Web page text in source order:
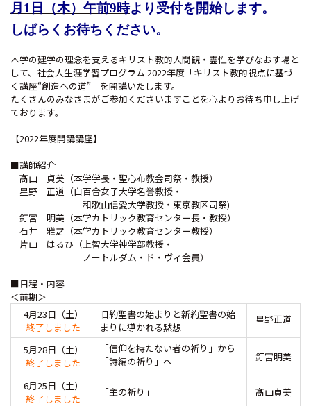
月1日（木）午前9時より受付を開始します。
しばらくお待ちください。
本学の建学の理念を支えるキリスト教的人間観・霊性を学びなおす場と
して、社会人生涯学習プログラム 2022年度「キリスト教的視点に基づ
く講座“創造への道”」を開講いたします。
たくさんのみなさまがご参加くださいますことを心よりお待ち申し上げ
ております。
【2022年度開講講座】
■講師紹介
髙山 貞美（本学学長・聖心布教会司祭・教授）
星野 正道（白百合女子大学名誉教授・
和歌山信愛大学教授・東京教区司祭)
釘宮 明美（本学カトリック教育センター長・教授）
石井 雅之（本学カトリック教育センター教授）
片山 はるひ（上智大学神学部教授・
ノートルダム・ド・ヴィ会員）
■日程・内容
＜前期＞
4月23日（土）
終了しました
旧約聖書の始まりと新約聖書の始
まりに導かれる黙想
星野正道
5月28日（土）
終了しました
「信仰を持たない者の祈り」から
「詩編の祈り」へ
釘宮明美
6月25日（土）
終了しました
「主の祈り」 髙山貞美